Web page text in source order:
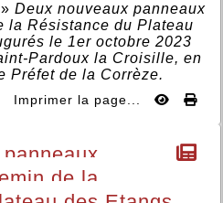
» Deux nouveaux panneaux
la Résistance du Plateau
le 1er octobre 2023
Pardoux la Croisille, en
Préfet de la Corrèze.
Imprimer la page...
de la